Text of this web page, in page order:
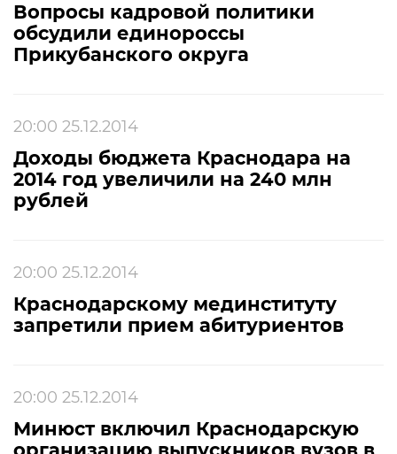
Вопросы кадровой политики
обсудили единороссы
Прикубанского округа
20:00 25.12.2014
Доходы бюджета Краснодара на
2014 год увеличили на 240 млн
рублей
20:00 25.12.2014
Краснодарскому мединституту
запретили прием абитуриентов
20:00 25.12.2014
Минюст включил Краснодарскую